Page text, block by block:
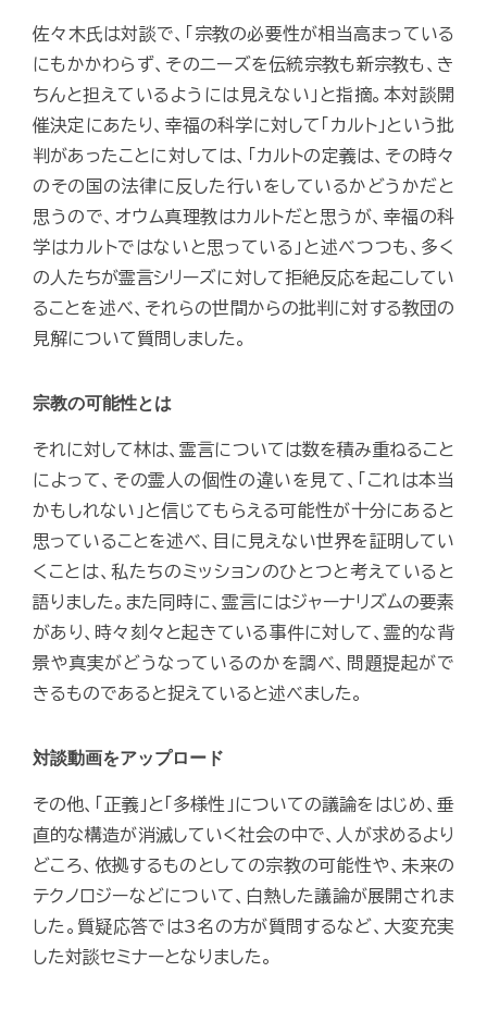
佐々木氏は対談で、「宗教の必要性が相当高まっている
にもかかわらず、そのニーズを伝統宗教も新宗教も、き
ちんと担えているようには見えない」と指摘。本対談開
催決定にあたり、幸福の科学に対して「カルト」という批
判があったことに対しては、「カルトの定義は、その時々
のその国の法律に反した行いをしているかどうかだと
思うので、オウム真理教はカルトだと思うが、幸福の科
学はカルトではないと思っている」と述べつつも、多く
の人たちが霊言シリーズに対して拒絶反応を起こしてい
ることを述べ、それらの世間からの批判に対する教団の
見解について質問しました。
宗教の可能性とは
それに対して林は、霊言については数を積み重ねること
によって、その霊人の個性の違いを見て、「これは本当
かもしれない」と信じてもらえる可能性が十分にあると
思っていることを述べ、目に見えない世界を証明してい
くことは、私たちのミッションのひとつと考えていると
語りました。また同時に、霊言にはジャーナリズムの要素
があり、時々刻々と起きている事件に対して、霊的な背
景や真実がどうなっているのかを調べ、問題提起がで
きるものであると捉えていると述べました。
対談動画をアップロード
その他、「正義」と「多様性」についての議論をはじめ、垂
直的な構造が消滅していく社会の中で、人が求めるより
どころ、依拠するものとしての宗教の可能性や、未来の
テクノロジーなどについて、白熱した議論が展開されま
した。質疑応答では3名の方が質問するなど、大変充実
した対談セミナーとなりました。